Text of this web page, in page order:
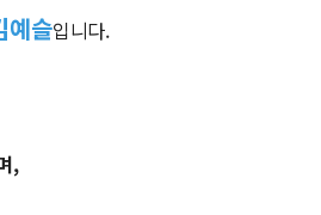
예슬입니다.
,